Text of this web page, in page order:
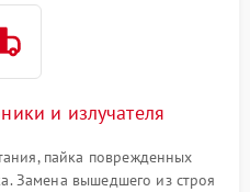
и излучателя
пайка поврежденных
Замена вышедшего из строя